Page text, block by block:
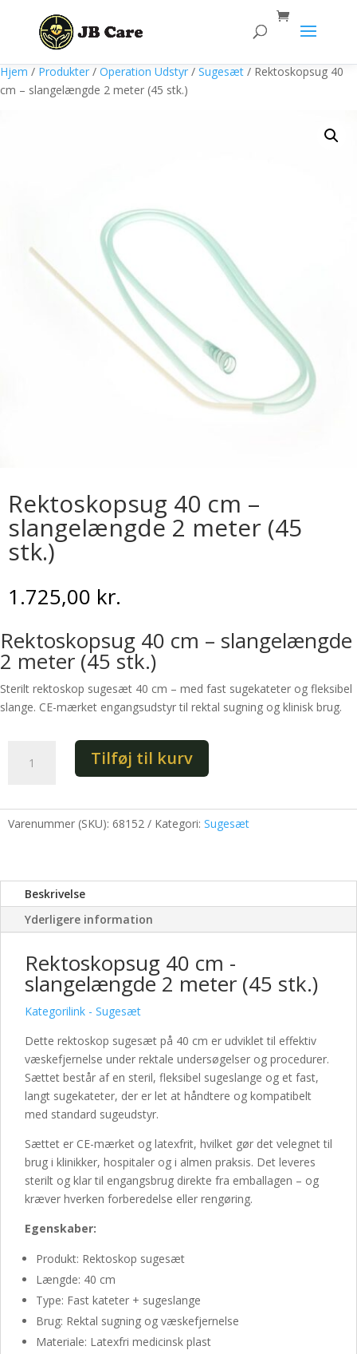
Products
search
Hjem / Produkter/ Operation Udstyr/ Sugesæt / Rektoskopsug 40
cm – slangelængde 2 meter (45 stk.)
Rektoskopsug 40 cm –
slangelængde 2 meter (45
stk.)
1.725,00 kr.
Rektoskopsug 40 cm – slangelængde
2 meter (45 stk.)
Sterilt rektoskop sugesæt 40 cm – med fast sugekateter og fleksibel
slange. CE-mærket engangsudstyr til rektal sugning og klinisk brug.
Rektoskopsug
slangelængde
(45
stk.)
antal
Tilføj til kurv
Varenummer (SKU): 68152 Kategori: Sugesæt
Beskrivelse
Yderligere information
Rektoskopsug 40 cm -
slangelængde 2 meter (45 stk.)
Kategorilink - Sugesæt
Dette rektoskop sugesæt på 40 cm er udviklet til effektiv
væskefjernelse under rektale undersøgelser og procedurer.
Sættet består af en steril, fleksibel sugeslange og et fast,
langt sugekateter, der er let at håndtere og kompatibelt
med standard sugeudstyr.
Sættet er CE-mærket og latexfrit, hvilket gør det velegnet til
brug i klinikker, hospitaler og i almen praksis. Det leveres
sterilt og klar til engangsbrug direkte fra emballagen – og
kræver hverken forberedelse eller rengøring.
Egenskaber:
Produkt: Rektoskop sugesæt
Længde: 40 cm
Type: Fast kateter + sugeslange
Brug: Rektal sugning og væskefjernelse
Materiale: Latexfri medicinsk plast